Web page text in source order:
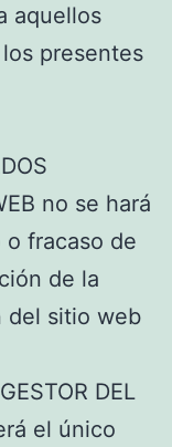
aquellos
presentes
no se hará
fracaso de
de la
del sitio web
DEL
el único